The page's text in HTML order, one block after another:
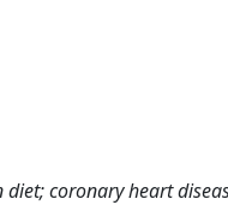
coronary heart